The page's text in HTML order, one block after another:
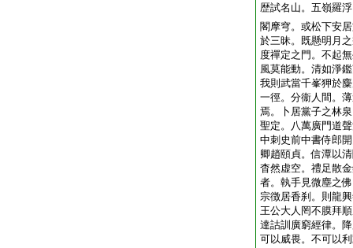
歴試名山。五嶺羅
閣摩穹。或松下安
於三昧。既懸明月
度禪定之門。不起
風莫能動。清如淨
我則武當千峯狎於
一徑。分衞人間。
焉。卜居黨子之林
聖定。八萬廣門道
中刺史前中書侍郎
卿趙頤貞。信潭以
杳然虚空。禮足散
者。執手見微塵之
宗徴居香刹。則龍
王公大人罔不膜拜
達詁訓廣窮經律。
可以威畏。不可以